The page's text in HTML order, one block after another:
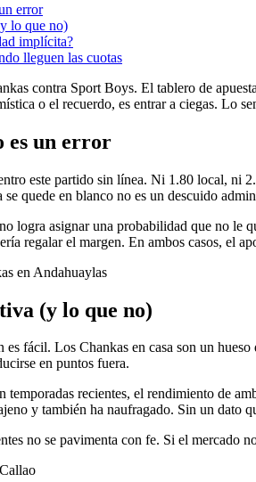
error
lo que no)
implícita?
lleguen las cuotas
contra Sport Boys. El tablero de
o el recuerdo, es entrar a ciegas. Lo
es un error
este partido sin línea. Ni 1.80 local, ni
quede en blanco no es un descuido
logra asignar una probabilidad que no le
regalar el margen. En ambos casos, el
(y lo que no)
es fácil. Los Chankas en casa son un
en puntos fuera.
temporadas recientes, el rendimiento de
y también ha naufragado. Sin un
no se pavimenta con fe. Si el mercado